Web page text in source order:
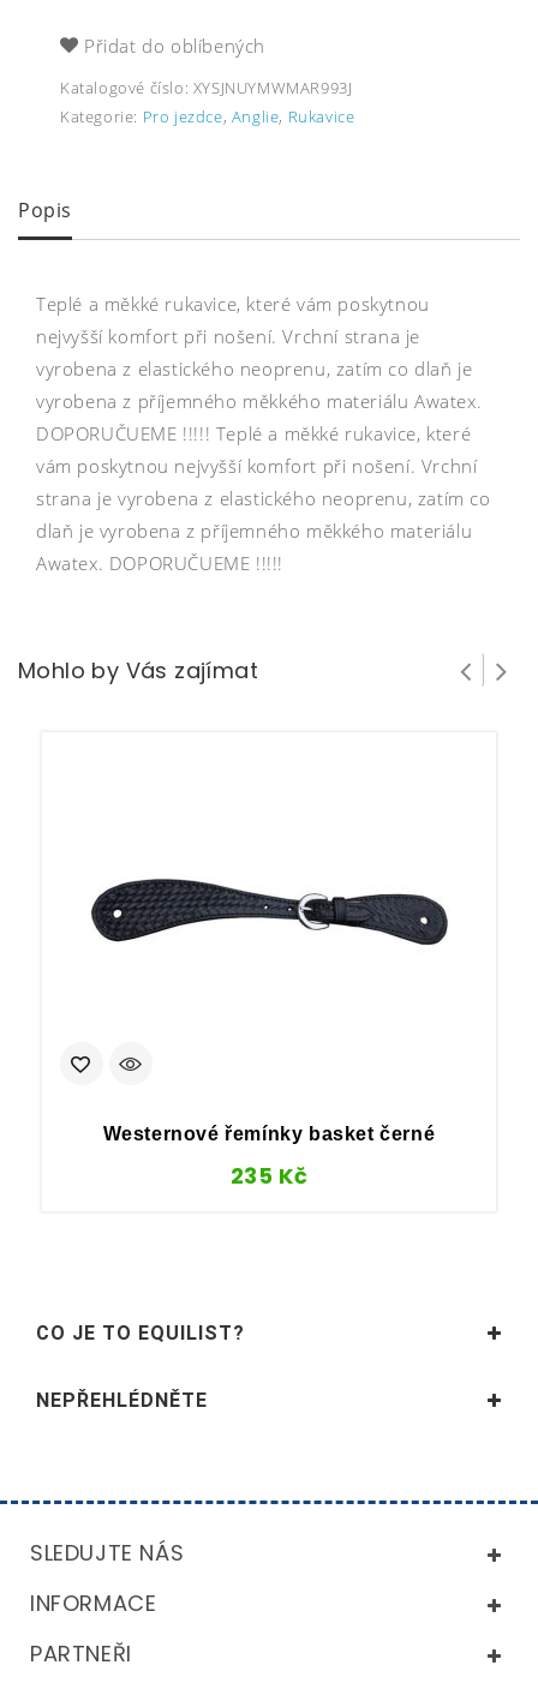
Přidat do oblíbených
Katalogové číslo: XYSJNUYMWMAR993J
Kategorie: Pro jezdce, Anglie, Rukavice
Popis
Teplé a měkké rukavice, které vám poskytnou
nejvyšší komfort při nošení. Vrchní strana je
vyrobena z elastického neoprenu, zatím co dlaň je
vyrobena z příjemného měkkého materiálu Awatex.
DOPORUČUEME !!!!! Teplé a měkké rukavice, které
vám poskytnou nejvyšší komfort při nošení. Vrchní
strana je vyrobena z elastického neoprenu, zatím co
dlaň je vyrobena z příjemného měkkého materiálu
Awatex. DOPORUČUEME !!!!!
Mohlo by Vás zajímat
Westernové řemínky basket černé
235 Kč
CO JE TO EQUILIST?
NEPŘEHLÉDNĚTE
SLEDUJTE NÁS
INFORMACE
PARTNEŘI